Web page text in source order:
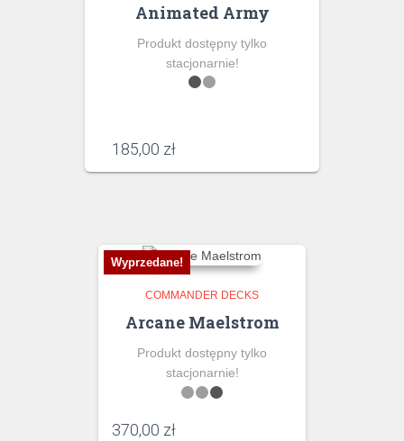
Animated Army
Produkt dostępny tylko
stacjonarnie!
185,00 zł
Wyprzedane!
COMMANDER DECKS
Arcane Maelstrom
Produkt dostępny tylko
stacjonarnie!
370,00 zł